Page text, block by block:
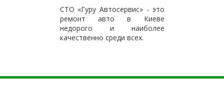
СТО «Гуру Автосервис» - это
ремонт авто в Киеве
недорого и наиболее
качественно среди всех.